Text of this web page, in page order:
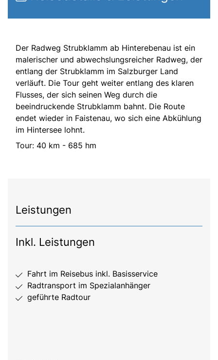
Der Radweg Strubklamm ab Hinterebenau ist ein
malerischer und abwechslungsreicher Radweg, der
entlang der Strubklamm im Salzburger Land
verläuft. Die Tour geht weiter entlang des klaren
Flusses, der sich seinen Weg durch die
beeindruckende Strubklamm bahnt. Die Route
endet wieder in Faistenau, wo sich eine Abkühlung
im Hintersee lohnt.
Tour: 40 km - 685 hm
Leistungen
Inkl. Leistungen
Fahrt im Reisebus inkl. Basisservice
Radtransport im Spezialanhänger
geführte Radtour